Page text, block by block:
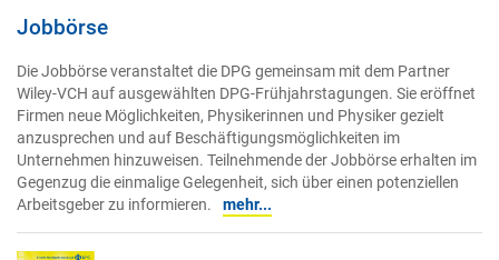
Jobbörse
Die Jobbörse veranstaltet die DPG gemeinsam mit dem Partner
Wiley-VCH auf ausgewählten DPG-Frühjahrstagungen. Sie eröffnet
Firmen neue Möglichkeiten, Physikerinnen und Physiker gezielt
anzusprechen und auf Beschäftigungsmöglichkeiten im
Unternehmen hinzuweisen. Teilnehmende der Jobbörse erhalten im
Gegenzug die einmalige Gelegenheit, sich über einen potenziellen
Arbeitsgeber zu informieren.
mehr...